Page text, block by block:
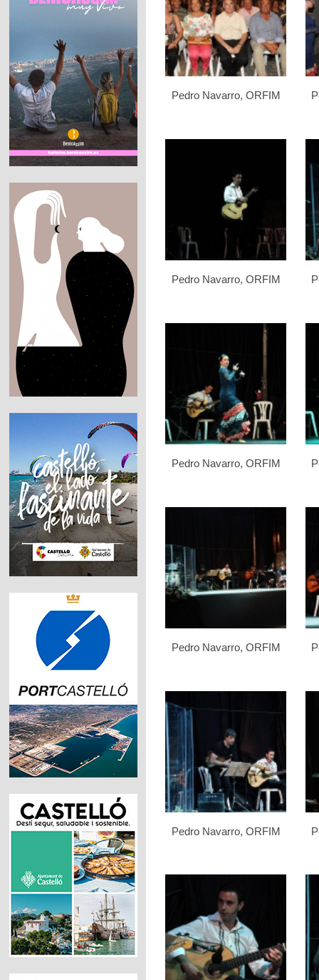
Pedro Navarro, ORFIM
Pedro Navarro, ORFIM
Pedro Navarro, ORFIM
Pedro Navarro, ORFIM
Pedro Navarro, ORFIM